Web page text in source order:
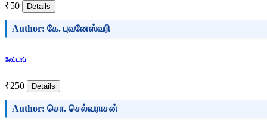
₹50 Details
Author: கே. புவனேஸ்வரி
லேப்டாப்
₹250 Details
Author: சொ. செல்வராசன்